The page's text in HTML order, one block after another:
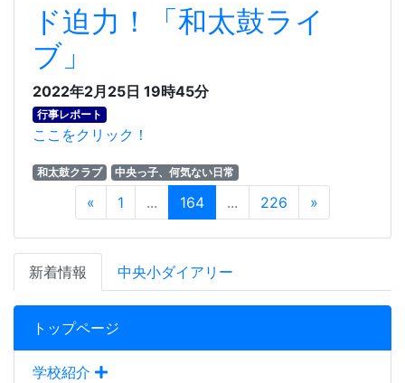
トップページ
学校紹介
ド迫力！「和太鼓ライ
ブ」
2022年2月25日 19時45分
行事レポート
ここをクリック！
和太鼓クラブ 中央っ子、何気ない日常
« 1 ... 164 ... 226 »
新着情報 中央小ダイアリー